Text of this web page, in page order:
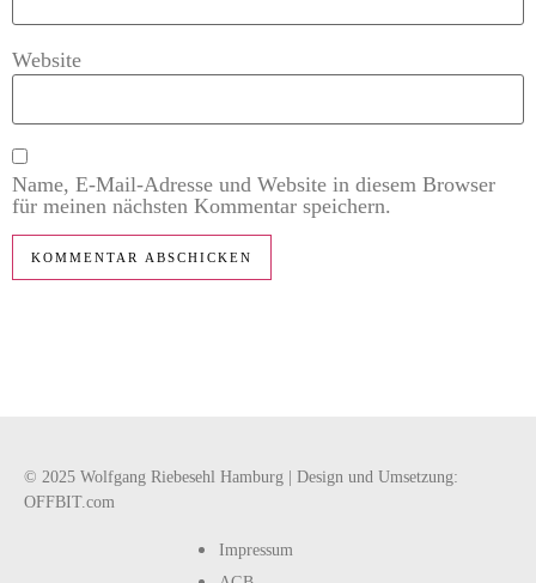
Website
Name, E-Mail-Adresse und Website in diesem Browser
für meinen nächsten Kommentar speichern.
© 2025 Wolfgang Riebesehl Hamburg | Design und Umsetzung:
OFFBIT.com
Impressum